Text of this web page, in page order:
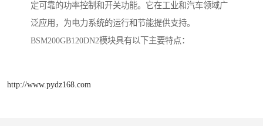
定可靠的功率控制和开关功能。它在工业和汽车领域广
泛应用，为电力系统的运行和节能提供支持。
BSM200GB120DN2模块具有以下主要特点：
http://www.pydz168.com